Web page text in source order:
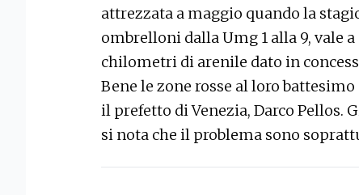
attrezzata a maggio quando la
ombrelloni dalla Umg 1 alla 9, vale
chilometri di arenile dato in
Bene le zone rosse al loro
il prefetto di Venezia, Darco Pellos.
si nota che il problema sono